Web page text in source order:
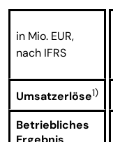
in Mio. EUR,
nach IFRS
Umsatzerlöse1)
Betriebliches